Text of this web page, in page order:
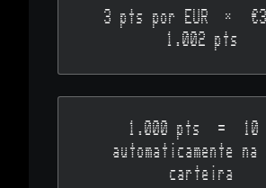
3 pts por EUR ×
1.002 pts
1.000 pts =
10
automaticamente na
carteira